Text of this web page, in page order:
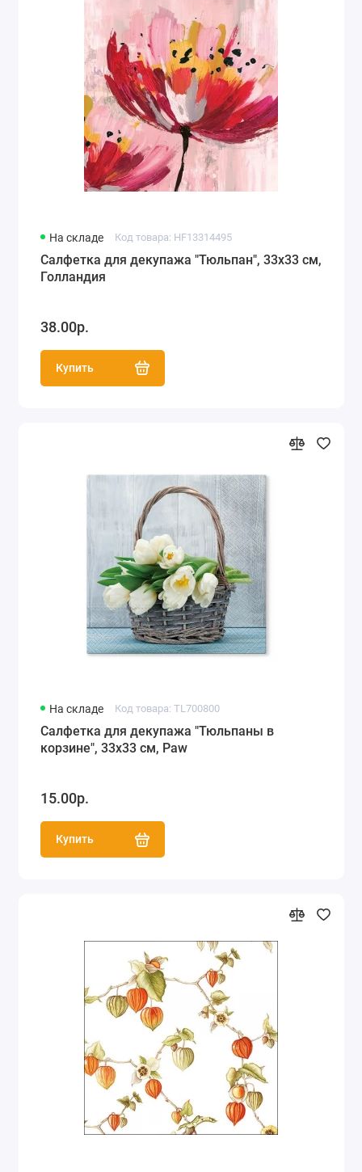
Города мира, путешествия (78)
Морская тематика (66)
Любовь, свадьба (74)
Разное (63)
Детство, игрушки, рисунки для детей (118)
На складе Код товара: HF13314495
Салфетка для декупажа "Тюльпан", 33х33 см,
Голландия
38.00р.
Купить
На складе Код товара: TL700800
Салфетка для декупажа "Тюльпаны в
корзине", 33х33 см, Paw
15.00р.
Купить